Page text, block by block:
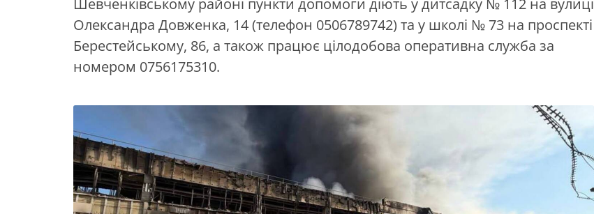
Олександра Довженка, 14 (телефон 0506789742) та у школі № 73 на проспекті
Берестейському, 86, а також працює цілодобова оперативна служба за
номером 0756175310.